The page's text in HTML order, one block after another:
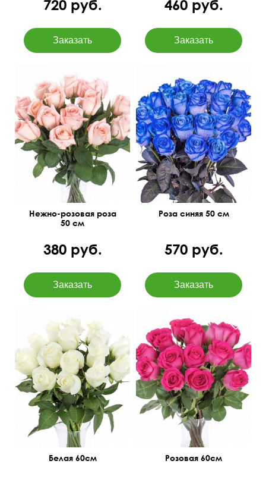
720 руб. 460 руб.
Нежно-розовая роза
50 см
380 руб.
Новинка! Синяя роза
поштучно.
Роза синяя 50 см
570 руб.
Белая 60см Розовая 60см